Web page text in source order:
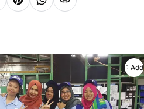
Add